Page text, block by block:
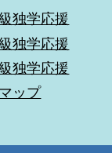
独学応援
独学応援
独学応援
ップ